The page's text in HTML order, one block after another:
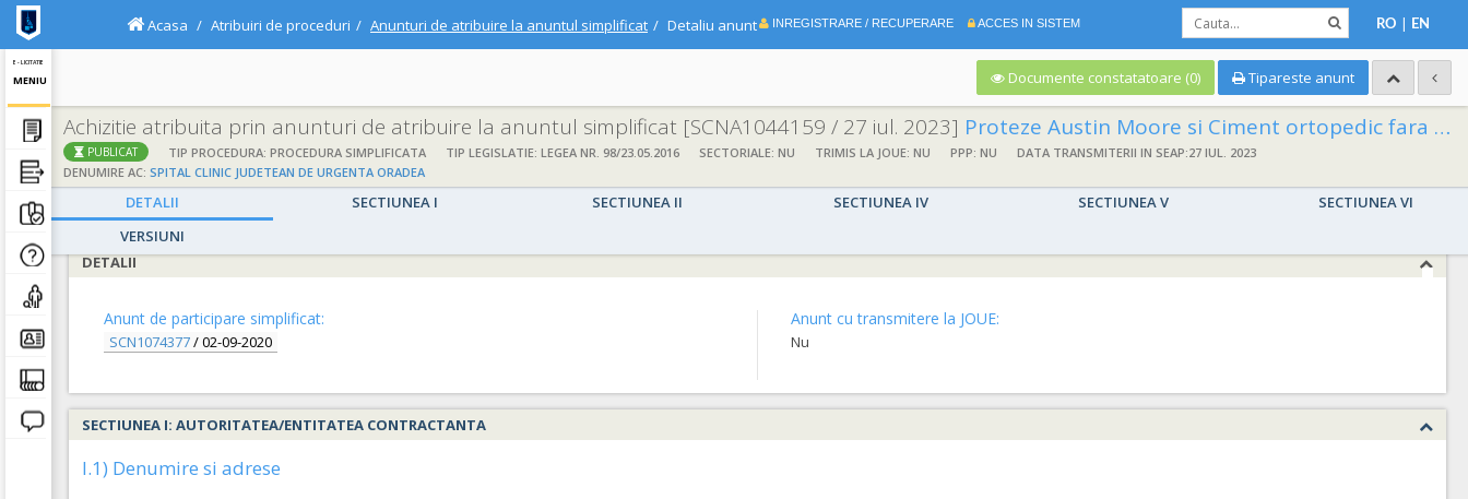
E - LICITATIE
MENIU
INREGISTRARE / RECUPERARE ACCES IN SISTEM RO | EN
Acasa Atribuiri de proceduri Anunturi de atribuire la anuntul simplificat Detaliu anunt
Documente constatatoare (0) Tipareste anunt
;;
Achizitie atribuita prin anunturi de atribuire la anuntul simplificat [SCNA1044159 / 27 iul. 2023] Proteze Austin Moore si Ciment ortopedic fara antibiotic
PUBLICAT TIP PROCEDURA: PROCEDURA SIMPLIFICATA TIP LEGISLATIE: LEGEA NR. 98/23.05.2016 SECTORIALE: NU TRIMIS LA JOUE: NU PPP: NU
DATA TRANSMITERII IN SEAP:27 IUL. 2023
DENUMIRE AC: SPITAL CLINIC JUDETEAN DE URGENTA ORADEA
DETALII SECTIUNEA I SECTIUNEA II SECTIUNEA IV SECTIUNEA V
SECTIUNEA VI
VERSIUNI
DETALII
Anunt de participare simplificat:
SCN1074377/02-09-2020
Anunt cu transmitere la JOUE:
Nu
SECTIUNEA I: AUTORITATEA/ENTITATEA CONTRACTANTA
I.1) Denumire si adrese